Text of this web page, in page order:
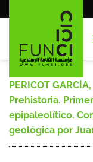
al
PERICOT
Prehistoria.
epipaleolítico.
geológica por